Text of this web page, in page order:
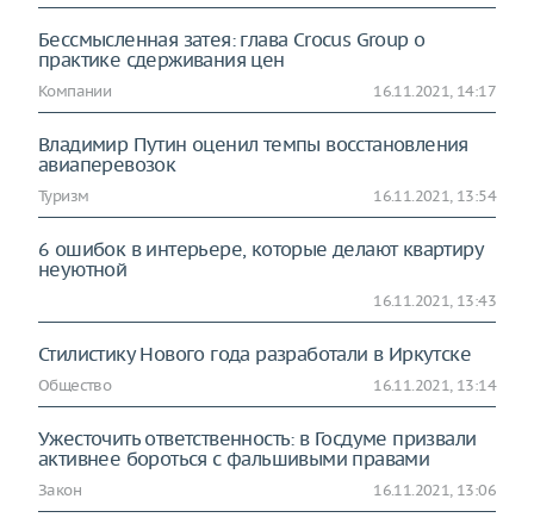
Бессмысленная затея: глава Crocus Group о
практике сдерживания цен
Компании 16.11.2021, 14:17
Владимир Путин оценил темпы восстановления
авиаперевозок
Туризм 16.11.2021, 13:54
6 ошибок в интерьере, которые делают квартиру
неуютной
16.11.2021, 13:43
Стилистику Нового года разработали в Иркутске
Общество 16.11.2021, 13:14
Ужесточить ответственность: в Госдуме призвали
активнее бороться с фальшивыми правами
Закон 16.11.2021, 13:06